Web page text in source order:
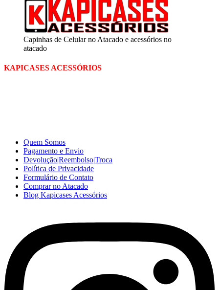
Capinhas de Celular no Atacado e acessórios no
atacado
KAPICASES ACESSÓRIOS
Quem Somos
Pagamento e Envio
Devolução|Reembolso|Troca
Política de Privacidade
Formulário de Contato
Comprar no Atacado
Blog Kapicases Acessórios